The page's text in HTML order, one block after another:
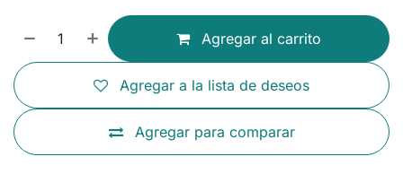
Agregar al carrito
Agregar para comparar
Agregar a la lista de deseos